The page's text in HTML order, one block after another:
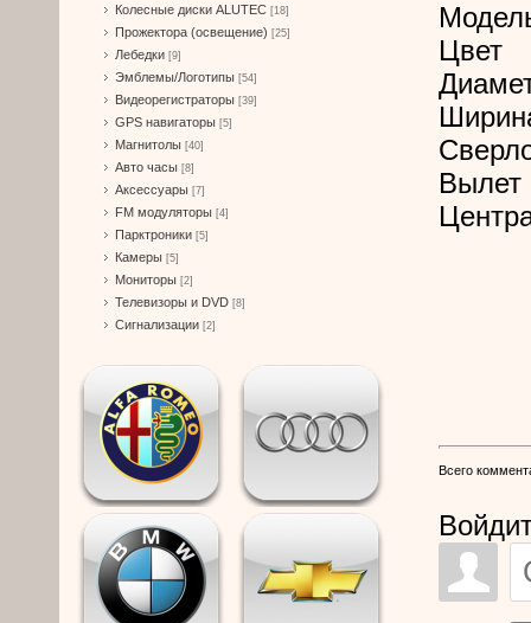
Колесные диски ALUTEC [18]
Прожектора (освещение) [25]
Лебедки [9]
Эмблемы/Логотипы [54]
Видеорегистраторы [39]
GPS навигаторы [5]
Магнитолы [40]
Авто часы [8]
Аксессуары [7]
FM модуляторы [4]
Парктроники [5]
Камеры [5]
Мониторы [2]
Телевизоры и DVD [8]
Сигнализации [2]
Цвет
Вылет
Всего